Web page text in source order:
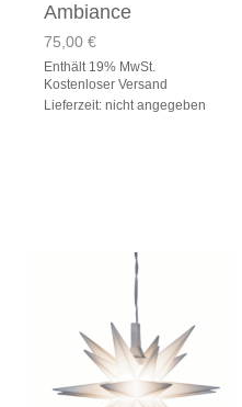
Ambiance
75,00 €
Enthält 19% MwSt.
Kostenloser Versand
Lieferzeit: nicht angegeben